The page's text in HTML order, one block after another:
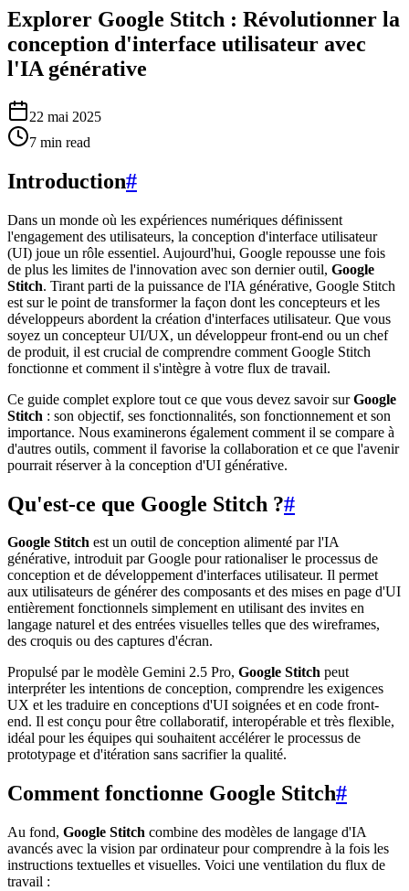
Explorer Google Stitch : Révolutionner la
conception d'interface utilisateur avec
l'IA générative
22 mai 2025
7 min read
Introduction#
Dans un monde où les expériences numériques définissent
l'engagement des utilisateurs, la conception d'interface utilisateur
(UI) joue un rôle essentiel. Aujourd'hui, Google repousse une fois
de plus les limites de l'innovation avec son dernier outil, Google
Stitch. Tirant parti de la puissance de l'IA générative, Google Stitch
est sur le point de transformer la façon dont les concepteurs et les
développeurs abordent la création d'interfaces utilisateur. Que vous
soyez un concepteur UI/UX, un développeur front-end ou un chef
de produit, il est crucial de comprendre comment Google Stitch
fonctionne et comment il s'intègre à votre flux de travail.
Ce guide complet explore tout ce que vous devez savoir surGoogle
Stitch : son objectif, ses fonctionnalités, son fonctionnement et son
importance. Nous examinerons également comment il se compare à
d'autres outils, comment il favorise la collaboration et ce que l'avenir
pourrait réserver à la conception d'UI générative.
Qu'est-ce que Google Stitch ?#
Google Stitch est un outil de conception alimenté par l'IA
générative, introduit par Google pour rationaliser le processus de
conception et de développement d'interfaces utilisateur. Il permet
aux utilisateurs de générer des composants et des mises en page d'UI
entièrement fonctionnels simplement en utilisant des invites en
langage naturel et des entrées visuelles telles que des wireframes,
des croquis ou des captures d'écran.
Propulsé par le modèle Gemini 2.5 Pro, Google Stitch peut
interpréter les intentions de conception, comprendre les exigences
UX et les traduire en conceptions d'UI soignées et en code front-
end. Il est conçu pour être collaboratif, interopérable et très flexible,
idéal pour les équipes qui souhaitent accélérer le processus de
prototypage et d'itération sans sacrifier la qualité.
Comment fonctionne Google Stitch#
Au fond, Google Stitch combine des modèles de langage d'IA
avancés avec la vision par ordinateur pour comprendre à la fois les
instructions textuelles et visuelles. Voici une ventilation du flux de
travail :